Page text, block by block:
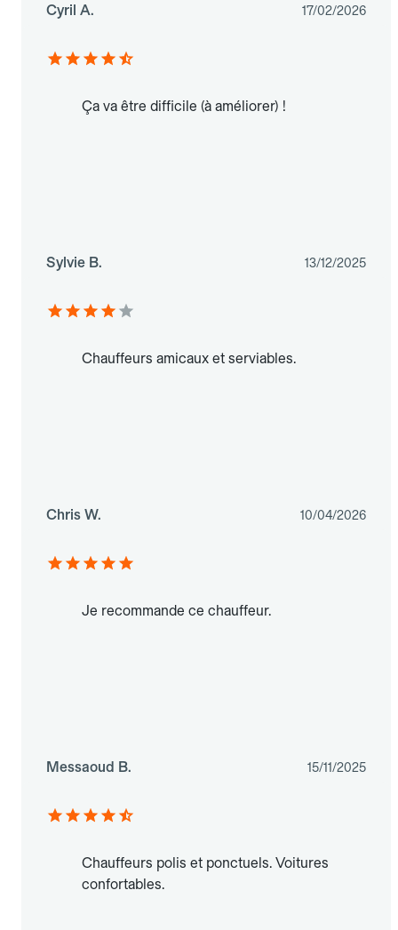
Cyril A. 17/02/2026
Ça va être difficile (à améliorer) !
Sylvie B. 13/12/2025
Chauffeurs amicaux et serviables.
Chris W. 10/04/2026
Je recommande ce chauffeur.
Messaoud B. 15/11/2025
Chauffeurs polis et ponctuels. Voitures
confortables.